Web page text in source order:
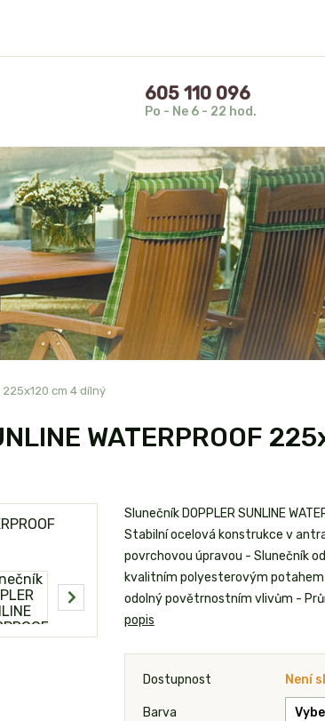
605 110 096
Po - Ne 6 - 22 hod.
225x120 cm 4 dílný
WATERPROOF
Slunečník DOPPLER SUNLINE
Stabilní ocelová konstrukce v
povrchovou úpravou - Slunečník
kvalitním polyesterovým
odolný povětrnostním vlivům -
popis
Dostupnost Není
Barva